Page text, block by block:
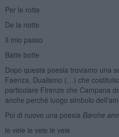
Per le rotte
De la notte
Il mio passo
Batte botte
Dopo questa poesia troviamo una
Faenza, Dualismo (…) che
particolare Firenze che Campana
anche perché luogo simbolo
Poi di nuovo una poesia Barche
le vele le vele le vele